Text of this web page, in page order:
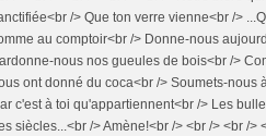
/> Que ton verre vienne<br />
au comptoir<br /> Donne-nous
nous nos gueules de bois<br />
ont donné du coca<br /> Soumets-nous
c'est à toi qu'appartiennent<br /> Les
siècles...<br /> Amène!<br /> <br /> <br />